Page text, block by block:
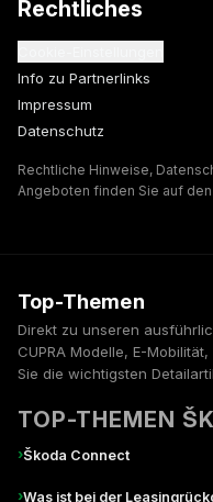
Rechtliches
Info zu Partnerlinks
Impressum
Datenschutz
Rechtliche Hinweise,
Angeboten finden Sie auf
Top-Themen
Direkt zu unseren
CUPRA Modelle, E-
Sie die wichtigsten
TOP-THEMEN
›Škoda Connect
›Was ist bei der